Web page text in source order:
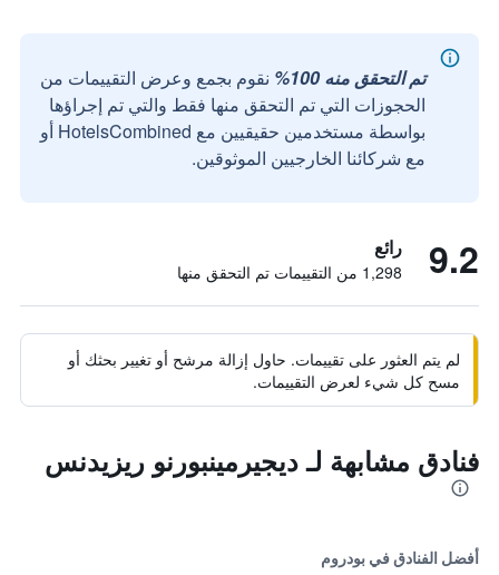
تم التحقق منه 100%
نقوم بجمع وعرض التقييمات من
الحجوزات التي تم التحقق منها فقط والتي تم إجراؤها
بواسطة مستخدمين حقيقيين مع HotelsCombined أو
مع شركائنا الخارجيين الموثوقين.
9.2 رائع
1,298 من التقييمات تم التحقق منها
لم يتم العثور على تقييمات. حاول إزالة مرشح أو تغيير بحثك أو
مسح كل شيء لعرض التقييمات.
فنادق مشابهة لـ ديجيرمينبورنو ريزيدنس
أفضل الفنادق في بودروم